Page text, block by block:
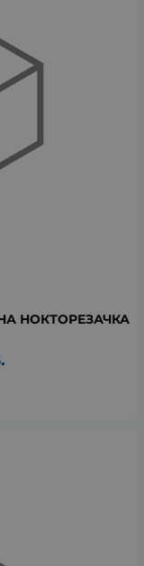
НОКТОРЕЗАЧКА